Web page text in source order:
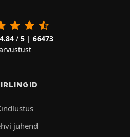
4.84/ 5| 66473
juhend